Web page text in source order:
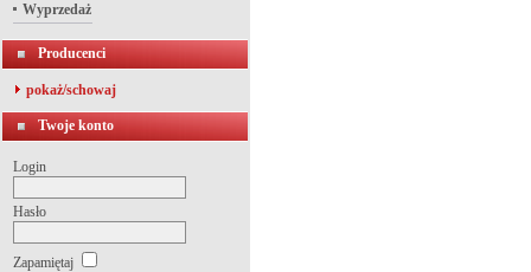
Wyprzedaż
Producenci
pokaż/schowaj
Twoje konto
Login
Hasło
Zapamiętaj